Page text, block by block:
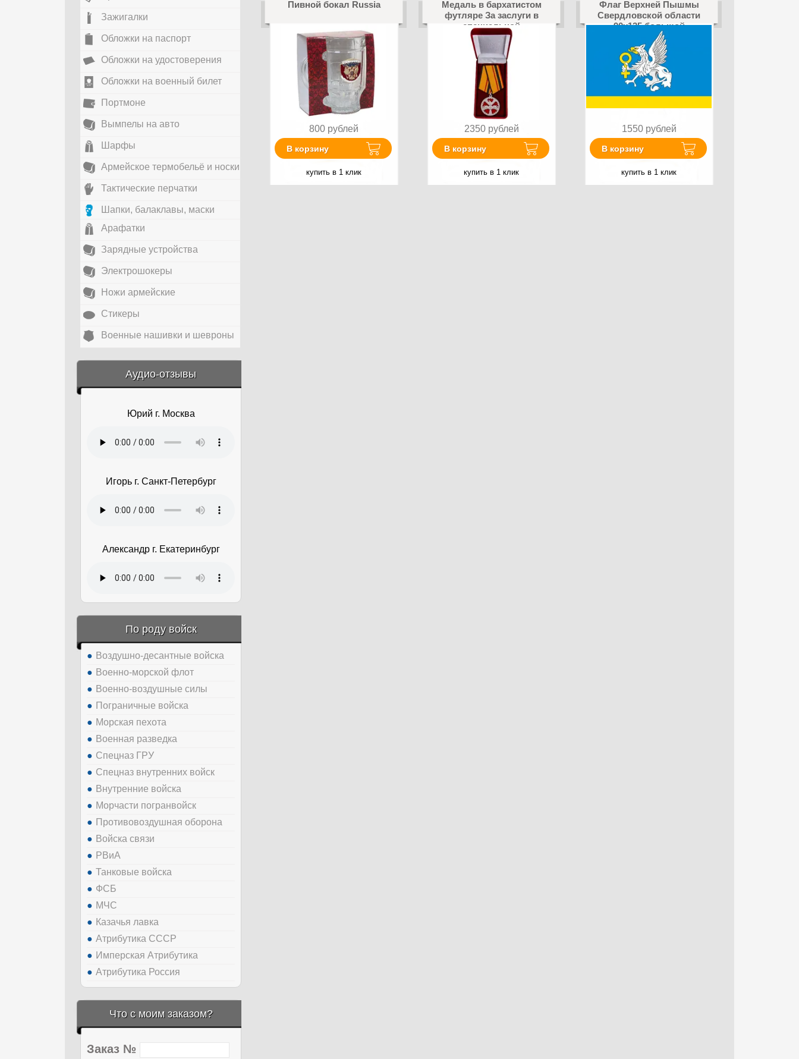
Пивной бокал Russia
800 рублей
В корзину
купить в 1 клик
Медаль в бархатистом
футляре За заслуги в
специальной
деятельности МО РФ
2350 рублей
В корзину
купить в 1 клик
Флаг Верхней Пышмы
Свердловской области
90x135 большой
1550 рублей
В корзину
купить в 1 клик
Зажигалки
Обложки на паспорт
Обложки на удостоверения
Обложки на военный билет
Портмоне
Вымпелы на авто
Шарфы
Армейское термобельё и носки
Тактические перчатки
Шапки, балаклавы, маски
Арафатки
Зарядные устройства
Электрошокеры
Ножи армейские
Стикеры
Военные нашивки и шевроны
Аудио-отзывы
&amp;nbsp;
Юрий г. Москва
Игорь г. Санкт-Петербург
Александр г. Екатеринбург
По роду войск
Воздушно-десантные войска
Военно-морской флот
Военно-воздушные силы
Пограничные войска
Морская пехота
Военная разведка
Спецназ ГРУ
Спецназ внутренних войск
Внутренние войска
Морчасти погранвойск
Противовоздушная оборона
Войска связи
РВиА
Танковые войска
ФСБ
МЧС
Казачья лавка
Атрибутика СССР
Имперская Атрибутика
Атрибутика Россия
Что с моим заказом?
Заказ №